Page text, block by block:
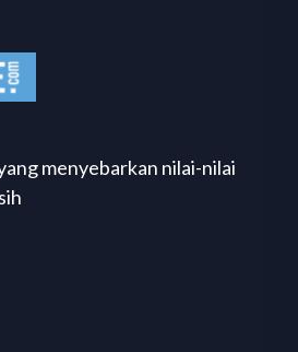
menyebarkan nilai-nilai